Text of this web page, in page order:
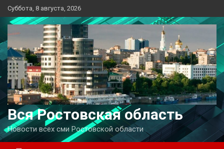
Перейти
к
содержимому
Суббота, 8 августа, 2026
Вся Ростовская область
Новости всех сми Ростовской области